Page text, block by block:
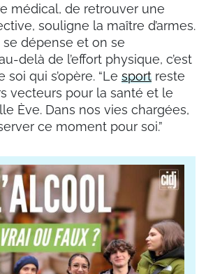
médical, de retrouver une
souligne la maître d’armes.
dépense et on se
delà de l’effort physique, c’est
qui s’opère. “Le sport reste
vecteurs pour la santé et le
Ève. Dans nos vies chargées,
ce moment pour soi.”